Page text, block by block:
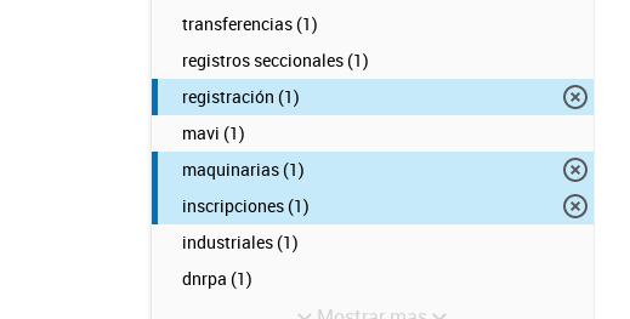
transferencias (1)
registros seccionales (1)
registración (1)
mavi (1)
maquinarias (1)
inscripciones (1)
industriales (1)
dnrpa (1)